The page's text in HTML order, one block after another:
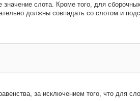
слота. Кроме того, для
должны совпадать со слотом и
за исключением того, что для